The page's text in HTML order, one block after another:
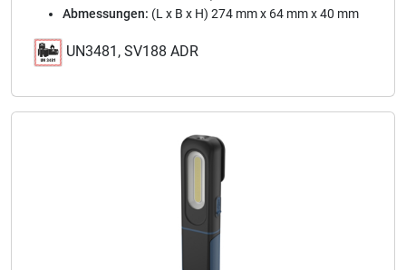
Abmessungen: (L x B x H) 274 mm x 64 mm x 40 mm
UN3481, SV188 ADR